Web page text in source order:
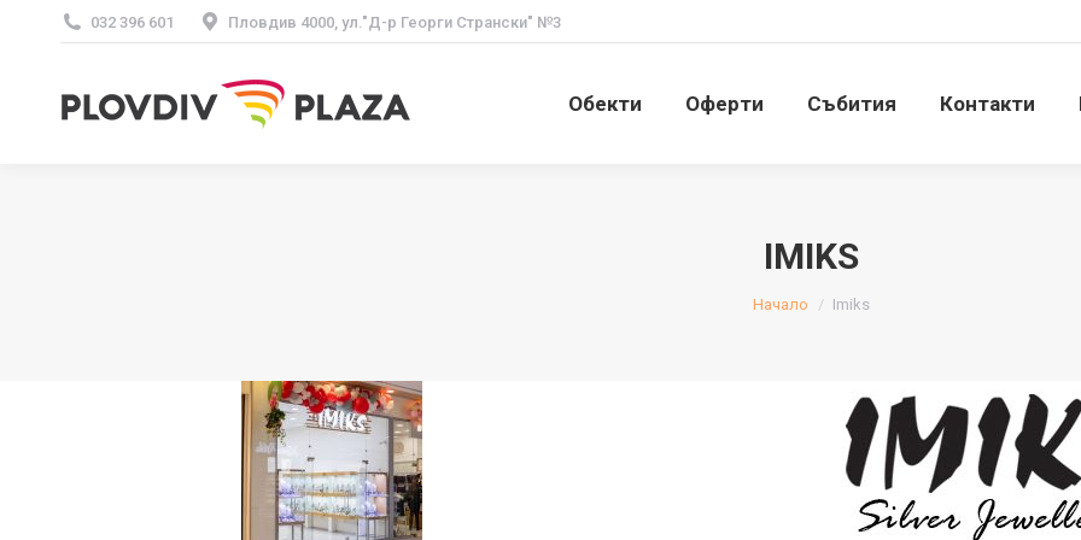
032 396 601 Пловдив 4000, ул."Д-р Георги Странски" №3
Обекти Оферти Събития Контакти
IMIKS
You are here:
Начало Imiks